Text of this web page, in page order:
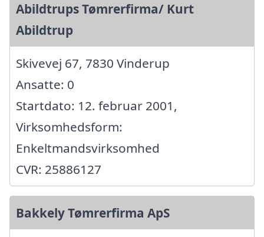
Abildtrups Tømrerfirma/ Kurt
Abildtrup
Skivevej 67, 7830 Vinderup
Ansatte: 0
Startdato: 12. februar 2001,
Virksomhedsform:
Enkeltmandsvirksomhed
CVR: 25886127
Bakkely Tømrerfirma ApS